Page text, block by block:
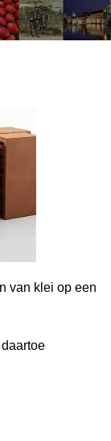
van klei op een